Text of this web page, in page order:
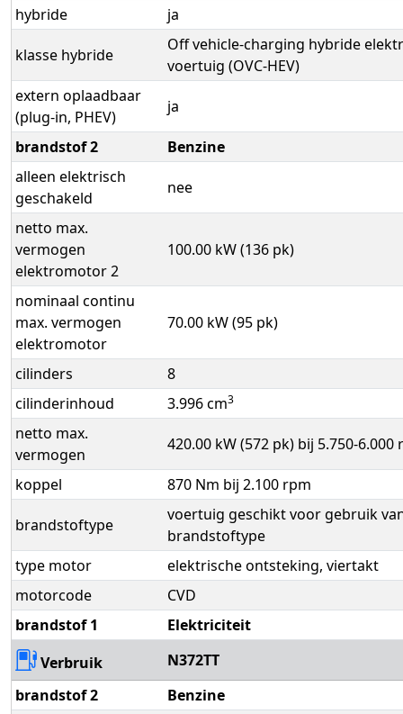
hybride ja
klasse hybride
Off vehicle-charging hybride
voertuig (OVC-HEV)
extern oplaadbaar
(plug-in, PHEV)
ja
brandstof 2
Benzine
alleen elektrisch
geschakeld
nee
netto max.
vermogen
elektromotor 2
100.00 kW (136 pk)
nominaal continu
max. vermogen
elektromotor
70.00 kW (95 pk)
cilinders
8
cilinderinhoud
3.996 cm3
netto max.
vermogen
420.00 kW (572 pk) bij 5.750‐6.000
koppel 870 Nm bij 2.100 rpm
brandstoftype
voertuig geschikt voor gebruik
brandstoftype
type motor
elektrische ontsteking, viertakt
motorcode
CVD
brandstof 1
Elektriciteit
Verbruik
N372TT
brandstof 2
Benzine